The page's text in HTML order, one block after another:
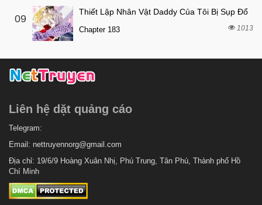
09
Thiết Lập Nhân Vật Daddy Của Tôi Bị Sụp Đổ
Chapter 183 1013
Liên hệ dặt quảng cáo
Telegram:
Email: nettruyennorg@gmail.com
Địa chỉ: 19/6/9 Hoàng Xuân Nhị, Phú Trung, Tân Phú, Thành phố Hồ
Chí Minh